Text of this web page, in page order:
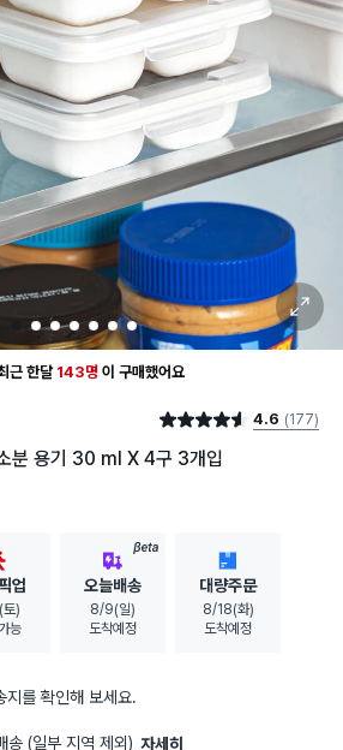
1 2 3 4 5 6 7
확대 보기
근 한달143명 이 구매했어요
구매했어요별점 4.6점 4.6 (177)
분 용기 30 ml X 4구 3개입
업
)
능
BETA
오늘배송
8/9(일)
도착예정
대량주문
8/18(화)
도착예정
지를 확인해 보세요.
송 (일부 지역 제외) 자세히